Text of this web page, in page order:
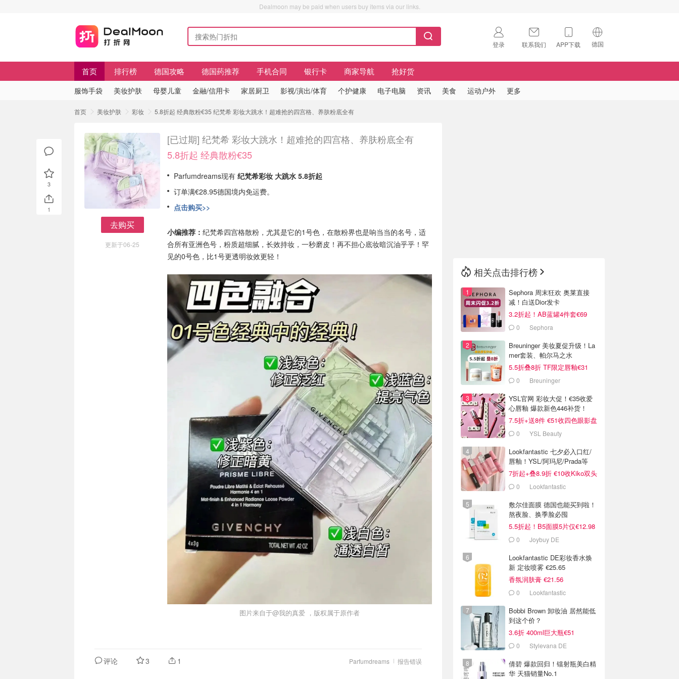
Dealmoon may be paid when users buy items via our links.
登录 联系我们 APP下载 德国
🇺🇸
首页 排行榜 德国攻略 德国药推荐 手机合同 银行卡 商家导航 抢好货
服饰手袋 美妆护肤 母婴儿童 金融/信用卡 家居厨卫 影视/演出/体育 个护健康 电子电脑 资讯 美食 运动户外 更多
首页 美妆护肤 彩妆 5.8折起 经典散粉€35 纪梵希 彩妆大跳水！超难抢的四宫格、养肤粉底全有
去购买
更新于06-25
[已过期] 纪梵希 彩妆大跳水！超难抢的四宫格、养肤粉底全有
5.8折起 经典散粉€35
Parfumdreams现有 纪梵希彩妆 大跳水 5.8折起
订单满€28.95德国境内免运费。
点击购买>>
小编推荐： 纪梵希四宫格散粉，尤其是它的1号色，在散粉界也是响当当的名号，适
合所有亚洲色号，粉质超细腻，长效持妆，一秒磨皮！再不担心底妆暗沉油乎乎！罕
见的0号色，比1号更透明妆效更轻！
图片来自于@我的真爱 ，版权属于原作者
报告错误
Parfumdreams
评论 3 1
3
1
相关点击排行榜
Sephora 周末狂欢 奥莱直接
减！白送Dior发卡
3.2折起！AB蓝罐4件套€69
0 Sephora
Breuninger 美妆夏促升级！La
mer套装、帕尔马之水
5.5折叠8折 TF限定唇釉€31
0 Breuninger
YSL官网 彩妆大促！€35收爱
心唇釉 爆款新色446补货！
7.5折+送8件 €51收四色眼影盘
0 YSL Beauty
Lookfantastic 七夕必入口红/
唇釉！YSL/阿玛尼/Prada等
7折起+叠8.9折 €10收Kiko双头
唇釉！
0 Lookfantastic
敷尔佳面膜 德国也能买到啦！
熬夜脸、换季脸必囤
5.5折起！B5面膜5片仅€12.98
0 Joybuy DE
Lookfantastic DE彩妆香水焕
新 定妆喷雾 €25.65
香氛润肤膏 €21.56
0 Lookfantastic
Bobbi Brown 卸妆油 居然能低
到这个价？
3.6折 400ml巨大瓶€51
0 Stylevana DE
倩碧 爆款回归！镭射瓶美白精
华 天猫销量No.1